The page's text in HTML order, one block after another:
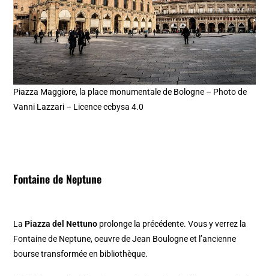
Piazza Maggiore, la place monumentale de Bologne – Photo de
Vanni Lazzari – Licence ccbysa 4.0
Fontaine de Neptune
La Piazza del Nettuno prolonge la précédente. Vous y verrez la
Fontaine de Neptune, oeuvre de Jean Boulogne et l’ancienne
bourse transformée en bibliothèque.